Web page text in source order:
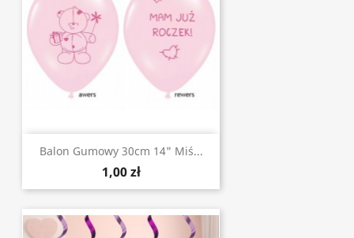
Balon Gumowy 30cm 14" Miś...
1,00 zł